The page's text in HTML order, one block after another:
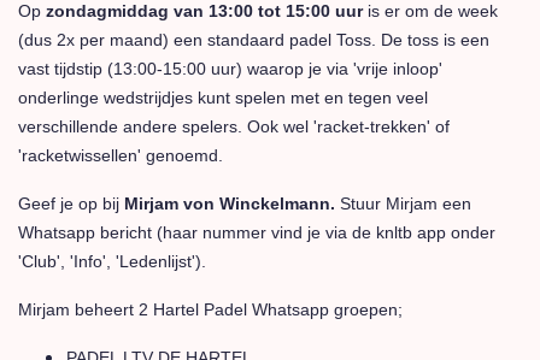
Op zondagmiddag van 13:00 tot 15:00 uuris er om de week
(dus 2x per maand) een standaard padel Toss. De toss is een
vast tijdstip (13:00-15:00 uur) waarop je via 'vrije inloop'
onderlinge wedstrijdjes kunt spelen met en tegen veel
verschillende andere spelers. Ook wel 'racket-trekken' of
'racketwissellen' genoemd.
Geef je op bij Mirjam von Winckelmann. Stuur Mirjam een
Whatsapp bericht (haar nummer vind je via de knltb app onder
'Club', 'Info', 'Ledenlijst').
Mirjam beheert 2 Hartel Padel Whatsapp groepen;